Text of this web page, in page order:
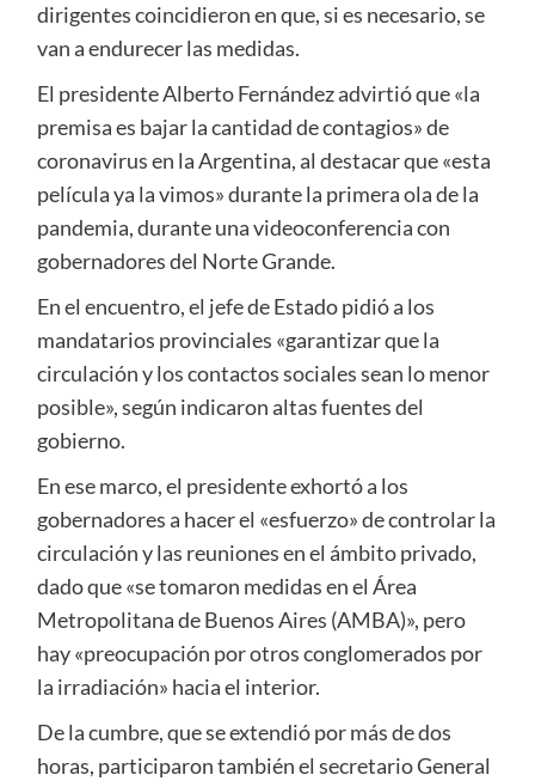
dirigentes coincidieron en que, si es necesario, se
van a endurecer las medidas.
El presidente Alberto Fernández advirtió que «la
premisa es bajar la cantidad de contagios» de
coronavirus en la Argentina, al destacar que «esta
película ya la vimos» durante la primera ola de la
pandemia, durante una videoconferencia con
gobernadores del Norte Grande.
En el encuentro, el jefe de Estado pidió a los
mandatarios provinciales «garantizar que la
circulación y los contactos sociales sean lo menor
posible», según indicaron altas fuentes del
gobierno.
En ese marco, el presidente exhortó a los
gobernadores a hacer el «esfuerzo» de controlar la
circulación y las reuniones en el ámbito privado,
dado que «se tomaron medidas en el Área
Metropolitana de Buenos Aires (AMBA)», pero
hay «preocupación por otros conglomerados por
la irradiación» hacia el interior.
De la cumbre, que se extendió por más de dos
horas, participaron también el secretario General